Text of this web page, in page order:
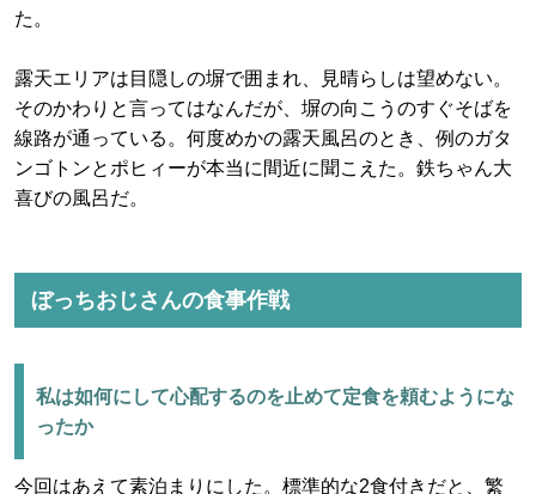
た。
露天エリアは目隠しの塀で囲まれ、見晴らしは望めない。
そのかわりと言ってはなんだが、塀の向こうのすぐそばを
線路が通っている。何度めかの露天風呂のとき、例のガタ
ンゴトンとポヒィーが本当に間近に聞こえた。鉄ちゃん大
喜びの風呂だ。
ぼっちおじさんの食事作戦
私は如何にして心配するのを止めて定食を頼むようにな
ったか
今回はあえて素泊まりにした。標準的な2食付きだと、繁